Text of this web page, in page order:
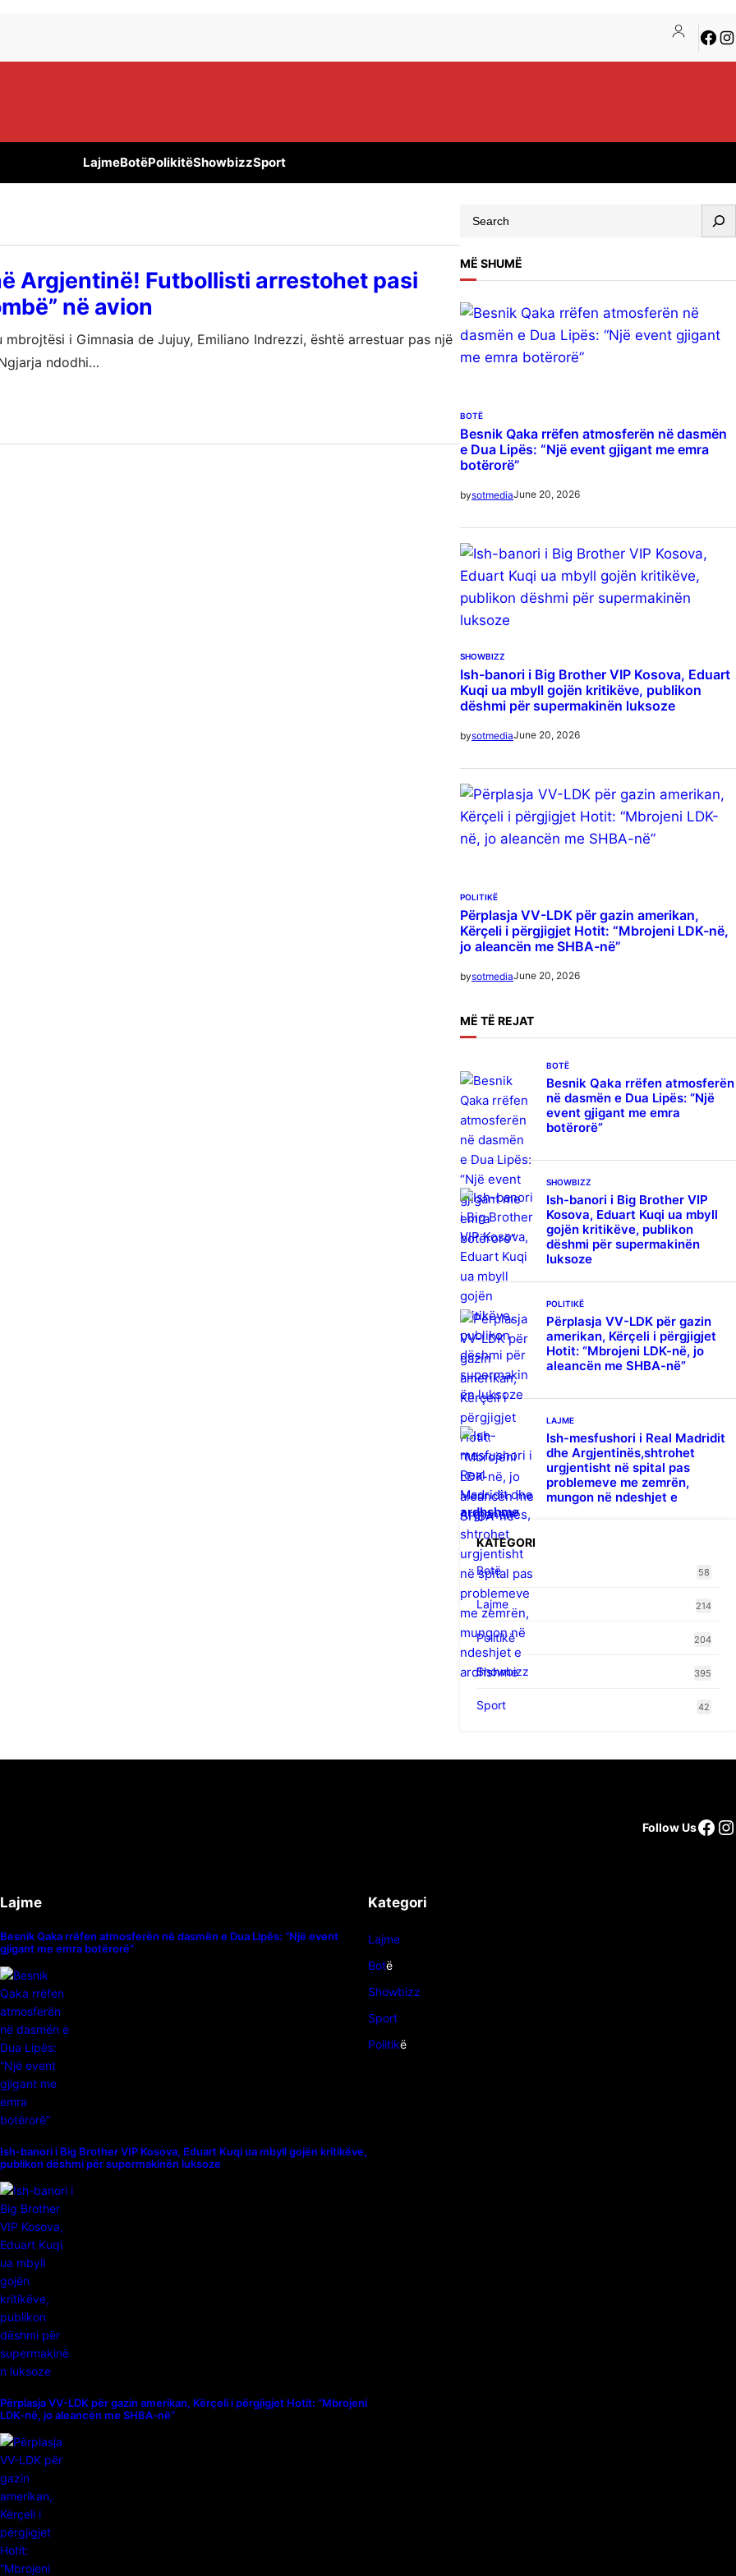
LajmeBotëPolikitëShowbizzSport
Argjentinë! Futbollisti arrestohet pasi
në avion
i Gimnasia de Jujuy, Emiliano Indrezzi, është arrestuar pas një
ndodhi…
a
r
c
MË SHUMË
BOTË
Besnik Qaka rrëfen atmosferën në dasmën
e Dua Lipës: “Një event gjigant me emra
botërorë”
bysotmediaJune 20, 2026
SHOWBIZZ
Ish-banori i Big Brother VIP Kosova, Eduart
Kuqi ua mbyll gojën kritikëve, publikon
dëshmi për supermakinën luksoze
bysotmediaJune 20, 2026
POLITIKË
Përplasja VV-LDK për gazin amerikan,
Kërçeli i përgjigjet Hotit: “Mbrojeni LDK-në,
jo aleancën me SHBA-në”
bysotmediaJune 20, 2026
MË TË REJAT
BOTË
Besnik Qaka rrëfen atmosferën
në dasmën e Dua Lipës: “Një
event gjigant me emra
botërorë”
SHOWBIZZ
Ish-banori i Big Brother VIP
Kosova, Eduart Kuqi ua mbyll
gojën kritikëve, publikon
dëshmi për supermakinën
luksoze
POLITIKË
Përplasja VV-LDK për gazin
amerikan, Kërçeli i përgjigjet
Hotit: “Mbrojeni LDK-në, jo
aleancën me SHBA-në”
LAJME
Ish-mesfushori i Real Madridit
dhe Argjentinës,shtrohet
urgjentisht në spital pas
problemeve me zemrën,
mungon në ndeshjet e
ardhshme
KATEGORI
Botë
58
Lajme 214
Politikë 204
Showbizz 395
Sport 42
Follow Us
Lajme
Besnik Qaka rrëfen atmosferën në dasmën e Dua Lipës: “Një event
gjigant me emra botërorë”
Ish-banori i Big Brother VIP Kosova, Eduart Kuqi ua mbyll gojën kritikëve,
publikon dëshmi për supermakinën luksoze
Përplasja VV-LDK për gazin amerikan, Kërçeli i përgjigjet Hotit: “Mbrojeni
LDK-në, jo aleancën me SHBA-në”
Kategori
Lajme
Botë
Showbizz
Sport
Politikë